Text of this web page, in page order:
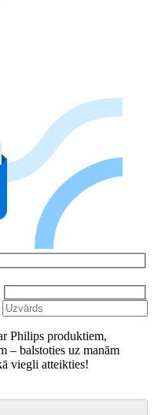
Philips produktiem,
– balstoties uz manām
viegli atteikties!